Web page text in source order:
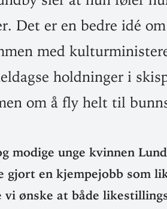
Det er en bedre idé
med
holdninger i
om å fly helt til
modige unge kvinnen
gjort en kjempejobb som
vi ønske at både